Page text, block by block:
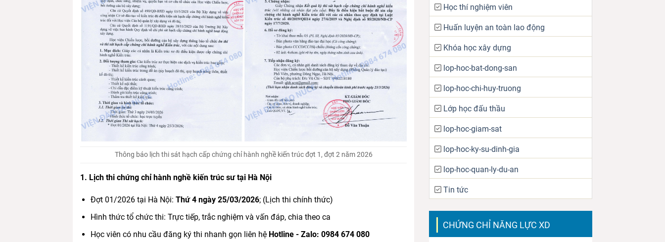
Thông báo lịch thi sát hạch cấp chứng chỉ hành nghề kiến trúc đợt 1, đợt 2 năm 2026
1. Lịch thi chứng chỉ hành nghề kiến trúc sư tại Hà Nội
Đợt 01/2026 tại Hà Nội: Thứ 4 ngày 25/03/2026; (Lịch thi chính thức)
Hình thức tổ chức thi: Trực tiếp, trắc nghiệm và vấn đáp, chia theo ca
Học viên có nhu cầu đăng ký thi nhanh gọn liên hệ Hotline - Zalo: 0984 674 080
Học thí nghiệm viên
Huấn luyện an toàn lao động
Khóa học xây dựng
lop-hoc-bat-dong-san
lop-hoc-chi-huy-truong
Lớp học đấu thầu
lop-hoc-giam-sat
lop-hoc-ky-su-dinh-gia
lop-hoc-quan-ly-du-an
Tin tức
CHỨNG CHỈ NĂNG LỰC XD